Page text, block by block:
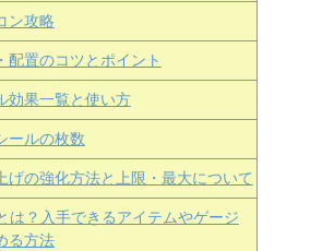
ン攻略
配置のコツとポイント
効果一覧と使い方
ールの枚数
げの強化方法と上限・最大について
は？入手できるアイテムやゲージ
る方法